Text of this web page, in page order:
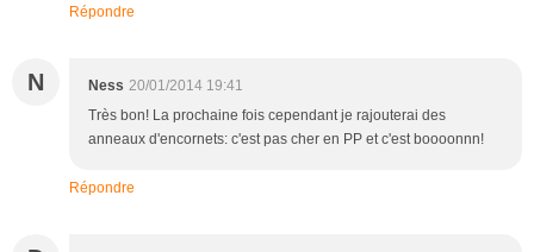
Répondre
N Ness 20/01/2014 19:41
Très bon! La prochaine fois cependant je rajouterai des
anneaux d'encornets: c'est pas cher en PP et c'est boooonnn!
Répondre